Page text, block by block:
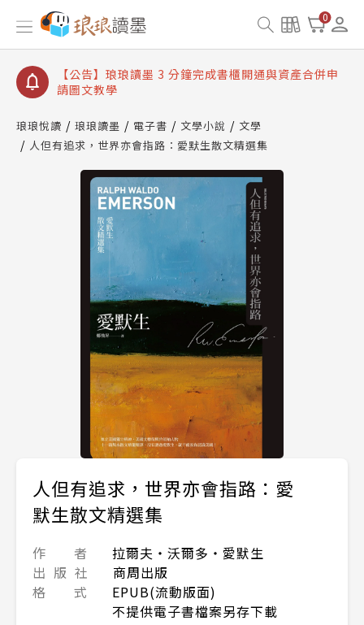
0
【公告】琅琅讀墨數位閱讀資產合併與書櫃開通申請
【公告】琅琅讀墨書櫃開通常見問題
【公告】琅琅讀墨 3 分鐘完成書櫃開通與資產合併申
請圖文教學
查詢
【公告】琅琅讀墨數位閱讀資產合併與書櫃開通申請
琅琅悅讀 琅琅讀墨 電子書 文學小說
文學
人但有追求，世界亦會指路：愛默生散文精選集
人但有追求，世界亦會指路：愛
默生散文精選集
作 者
拉爾夫・沃爾多・愛默生
出 版 社
商周出版
格 式
EPUB(流動版面)
不提供電子書檔案另存下載